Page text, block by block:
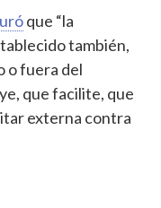
que “la
también,
o fuera del
que facilite, que
externa contra